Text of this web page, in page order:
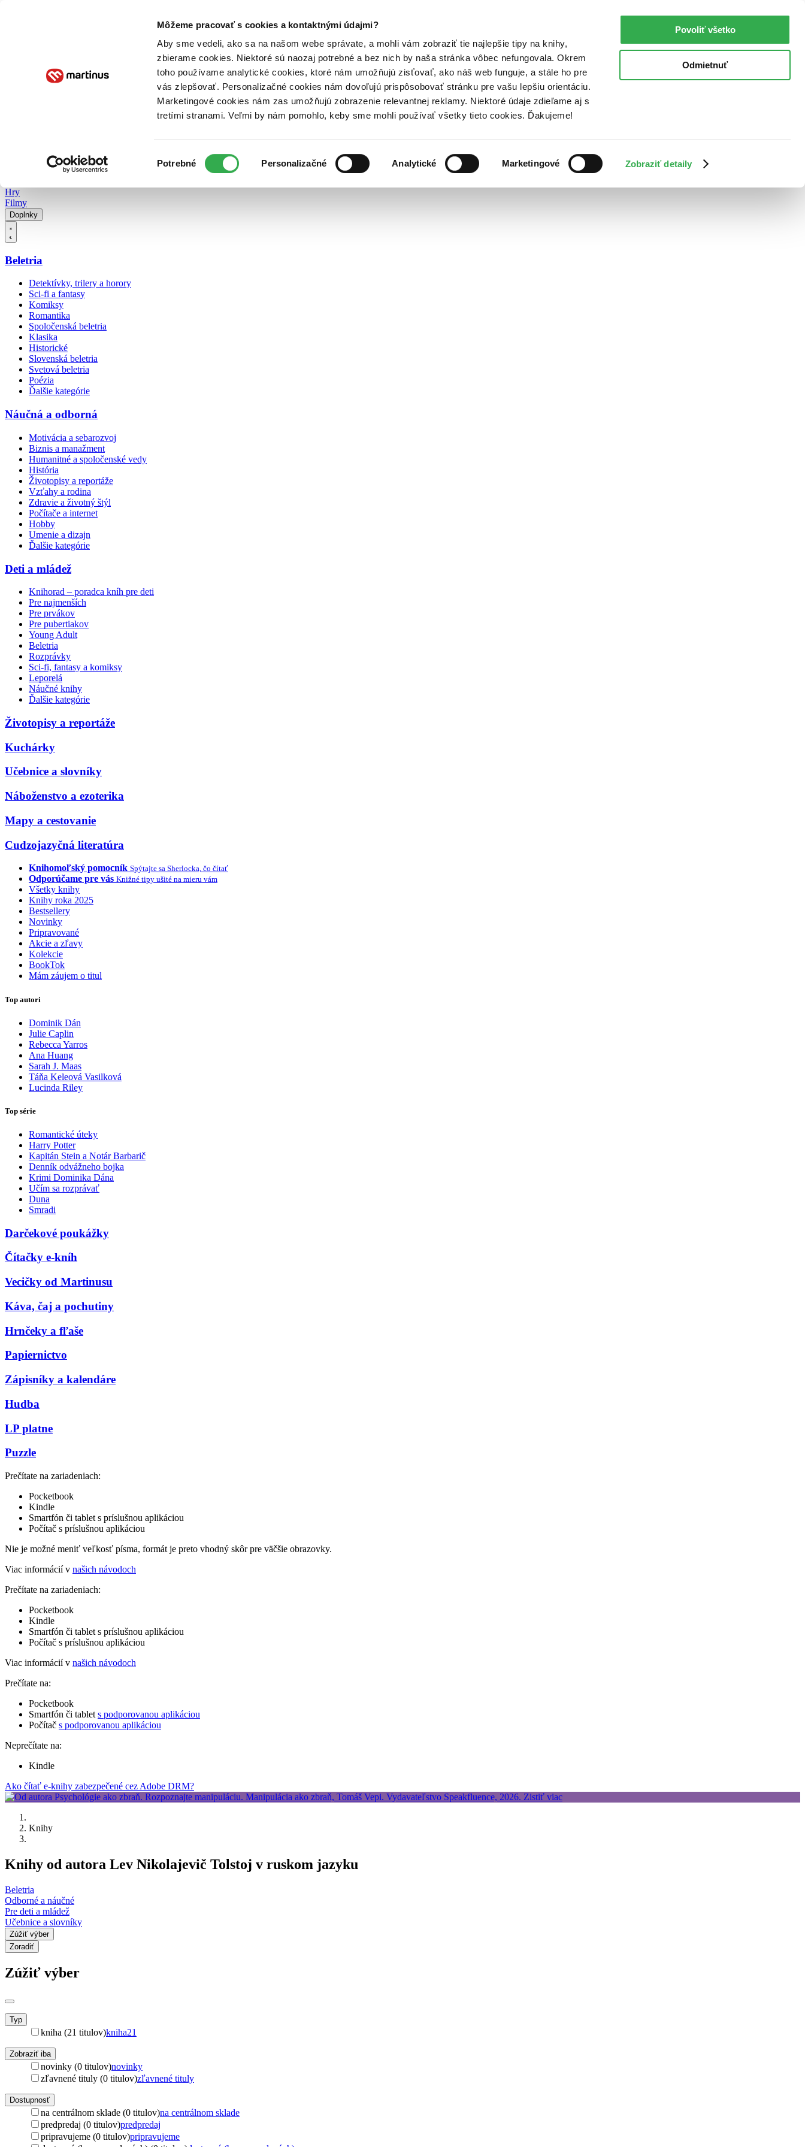
Môžeme pracovať s cookies a kontaktnými údajmi?
Aby sme vedeli, ako sa na našom webe správate, a mohli vám zobraziť tie najlepšie tipy na knihy,
zbierame cookies. Niektoré sú naozaj potrebné a bez nich by naša stránka vôbec nefungovala. Okrem
toho používame analytické cookies, ktoré nám umožňujú zisťovať, ako náš web funguje, a stále ho pre
vás zlepšovať. Personalizačné cookies nám dovoľujú prispôsobovať stránku pre vašu lepšiu orientáciu.
Marketingové cookies nám zas umožňujú zobrazenie relevantnej reklamy. Niektoré údaje zdieľame aj s
tretími stranami. Veľmi by nám pomohlo, keby sme mohli používať všetky tieto cookies. Ďakujeme!
súhlasu
Potrebné Personalizačné Analytické Marketingové Zobraziť detaily
Povoliť všetko
Odmietnuť
Poukážky Kontakt
Hry
Filmy
Doplnky
Beletria
Detektívky, trilery a horory
Sci-fi a fantasy
Komiksy
Romantika
Spoločenská beletria
Klasika
Historické
Slovenská beletria
Svetová beletria
Poézia
Ďalšie kategórie
Náučná a odborná
Motivácia a sebarozvoj
Biznis a manažment
Humanitné a spoločenské vedy
História
Životopisy a reportáže
Vzťahy a rodina
Zdravie a životný štýl
Počítače a internet
Hobby
Umenie a dizajn
Ďalšie kategórie
Deti a mládež
Knihorad – poradca kníh pre deti
Pre najmenších
Pre prvákov
Pre pubertiakov
Young Adult
Beletria
Rozprávky
Sci-fi, fantasy a komiksy
Leporelá
Náučné knihy
Ďalšie kategórie
Životopisy a reportáže
Kuchárky
Učebnice a slovníky
Náboženstvo a ezoterika
Mapy a cestovanie
Cudzojazyčná literatúra
Knihomoľský pomocník Spýtajte sa Sherlocka, čo čítať
Odporúčame pre vás Knižné tipy ušité na mieru vám
Všetky knihy
Knihy roka 2025
Bestsellery
Novinky
Pripravované
Akcie a zľavy
Kolekcie
BookTok
Mám záujem o titul
Top autori
Dominik Dán
Julie Caplin
Rebecca Yarros
Ana Huang
Sarah J. Maas
Táňa Keleová Vasilková
Lucinda Riley
Top série
Romantické úteky
Harry Potter
Kapitán Stein a Notár Barbarič
Denník odvážneho bojka
Krimi Dominika Dána
Učím sa rozprávať
Duna
Smradi
Darčekové poukážky
Čítačky e-kníh
Vecičky od Martinusu
Káva, čaj a pochutiny
Hrnčeky a fľaše
Papiernictvo
Zápisníky a kalendáre
Hudba
LP platne
Puzzle
Prečítate na zariadeniach:
Pocketbook
Kindle
Smartfón či tablet s príslušnou aplikáciou
Počítač s príslušnou aplikáciou
Nie je možné meniť veľkosť písma, formát je preto vhodný skôr pre väčšie obrazovky.
Viac informácií v našich návodoch
Prečítate na zariadeniach:
Pocketbook
Kindle
Smartfón či tablet s príslušnou aplikáciou
Počítač s príslušnou aplikáciou
Viac informácií v našich návodoch
Prečítate na:
Pocketbook
Smartfón či tablet s podporovanou aplikáciou
Počítač s podporovanou aplikáciou
Neprečítate na:
Kindle
Ako čítať e-knihy zabezpečené cez Adobe DRM?
Knihy
Knihy od autora Lev Nikolajevič Tolstoj v ruskom jazyku
Beletria
Odborné a náučné
Pre deti a mládež
Učebnice a slovníky
Zúžiť výber
Zoradiť
Zúžiť výber
Typ
kniha (21 titulov)kniha21
Zobraziť iba
novinky (0 titulov)novinky
zľavnené tituly (0 titulov)zľavnené tituly
Dostupnosť
na centrálnom sklade (0 titulov)na centrálnom sklade
predpredaj (0 titulov)predpredaj
pripravujeme (0 titulov)pripravujeme